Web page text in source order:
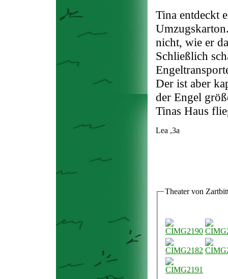
Tina entdeckt
nicht, wie er
Schließlich
Der ist aber
der Engel
Tinas Haus
Lea ,3a
Theater von